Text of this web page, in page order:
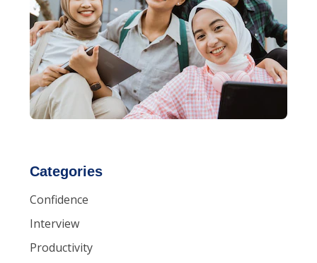
Categories
Confidence
Interview
Productivity